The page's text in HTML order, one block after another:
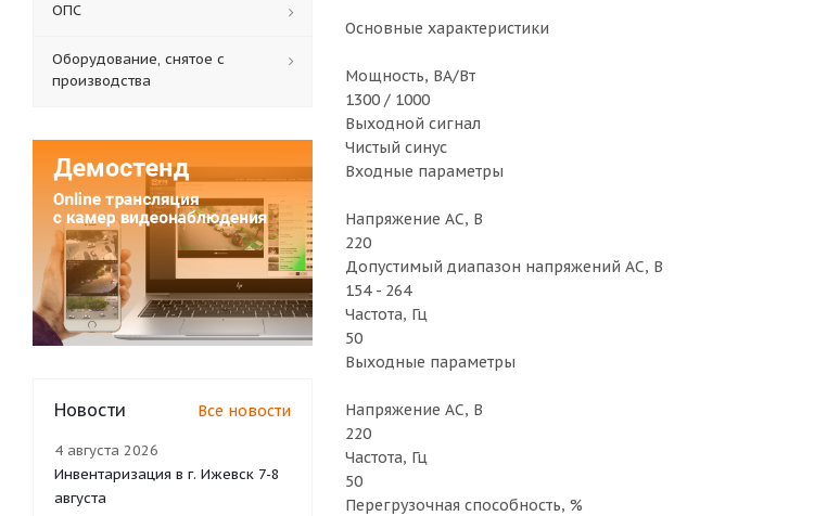
Основные характеристики
Мощность, ВА/Вт
1300 / 1000
Выходной сигнал
Чистый синус
Входные параметры
Напряжение AC, B
220
Допустимый диапазон напряжений AC, B
154 - 264
Частота, Гц
50
Выходные параметры
Напряжение AC, B
220
Частота, Гц
50
Перегрузочная способность, %
ОПС
Оборудование, снятое с
производства
Новости Все новости
4 августа 2026
Инвентаризация в г. Ижевск 7-8
августа